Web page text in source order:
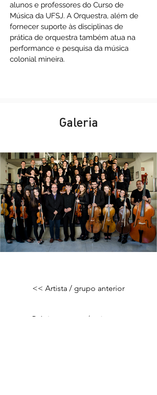
alunos e professores do Curso de
Música da UFSJ. A Orquestra, além de
fornecer suporte às disciplinas de
prática de orquestra também atua na
performance e pesquisa da música
colonial mineira.
Galeria
<< Artista / grupo anterior
Próximo grupo / artista >>